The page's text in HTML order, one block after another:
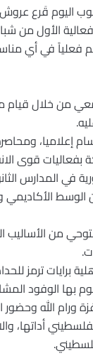
اليوم قَرع
فعالية الأول
في أي
من خلال
الوسط
من الأساليب
أداتها،